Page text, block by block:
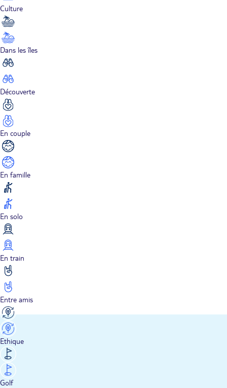
Culture
Dans les îles
Découverte
En couple
En famille
En solo
En train
Entre amis
Ethique
Golf